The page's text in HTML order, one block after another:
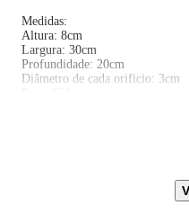
Medidas:
Altura: 8cm
Largura: 30cm
Profundidade: 20cm
Diâmetro de cada orificio: 3cm
Pensilvânia. A Fox Run é
também oferece uma grande